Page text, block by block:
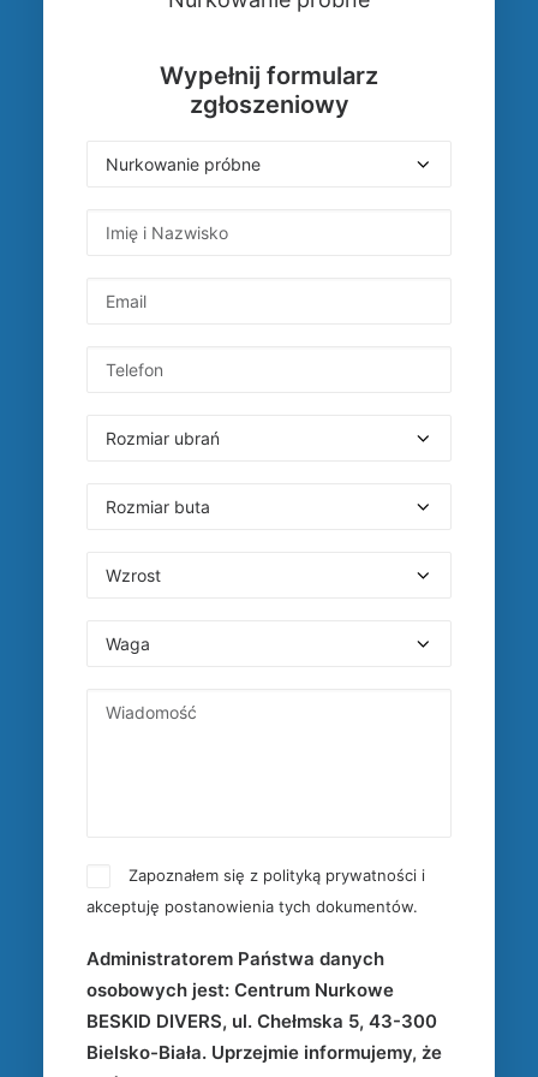
Wypełnij formularz
zgłoszeniowy
Zapoznałem się z polityką prywatności i
akceptuję postanowienia tych dokumentów.
Administratorem Państwa danych
osobowych jest: Centrum Nurkowe
BESKID DIVERS, ul. Chełmska 5, 43-300
Bielsko-Biała. Uprzejmie informujemy, że